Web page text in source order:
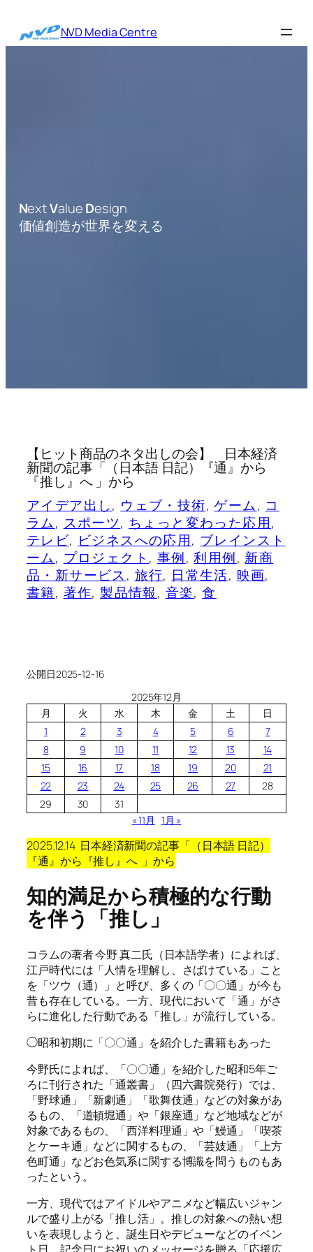
を
NVD Media Centre
NextValueDesign
価値創造が世界を変える
【ヒット商品のネタ出しの会】 日本経済
新聞の記事「（日本語 日記）『通』から
『推し』へ 」から
アイデア出し, ウェブ・技術, ゲーム, コ
ラム, スポーツ, ちょっと変わった応用
テレビ, ビジネスへの応用, ブレインスト
ーム, プロジェクト , 事例, 利用例, 新商
品・新サービス, 旅行, 日常生活, 映画
書籍, 著作, 製品情報, 音楽, 食
公開日2025-12-16
2025年12月
月
火 水 木 金 土
日
1
2 3 4 5 6
7
8
9 10 11 12 13
14
15
16 17 18 19 20
21
22
23 24 25 26 27
28
29
30
31
« 11月
1月 »
2025.12.14 日本経済新聞の記事「（日本語 日記）
『通』から『推し』へ 」から
知的満足から積極的な行動
を伴う「推し」
コラムの著者 今野 真二氏（日本語学者）によれば、
江戸時代には「人情を理解し、さばけている」こと
を「ツウ（通）」と呼び、多くの「〇〇通」が今も
昔も存在している。一方、現代において「通」がさ
らに進化した行動である「推し」が流行している。
◯昭和初期に「〇〇通」を紹介した書籍もあった
今野氏によれば、「〇〇通」を紹介した昭和5年ご
ろに刊行された「通叢書」（四六書院発行）では、
「野球通」「新劇通」「歌舞伎通」などの対象があ
るもの、「道頓堀通」や「銀座通」など地域などが
対象であるもの、「西洋料理通」や「鰻通」「喫茶
とケーキ通」などに関するもの、「芸妓通」「上方
色町通」などお色気系に関する博識を問うものもあ
ったという。
一方、現代ではアイドルやアニメなど幅広いジャン
ルで盛り上がる「推し活」。推しの対象への熱い想
いを表現しようと、誕生日やデビューなどのイベン